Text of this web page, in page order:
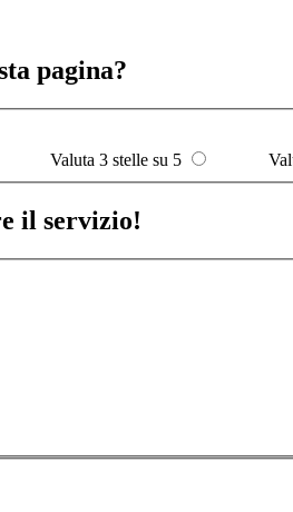
pagina?
Valuta 3 stelle su 5
il servizio!